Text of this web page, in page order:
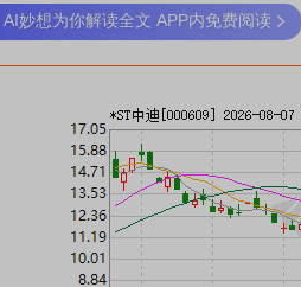
AI妙想为你解读全文 APP内免费阅读